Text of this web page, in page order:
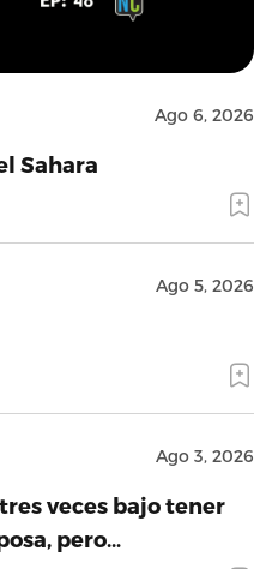
Ago 6, 2026
Sahara
Ago 5, 2026
Ago 3, 2026
veces bajo tener
pero…